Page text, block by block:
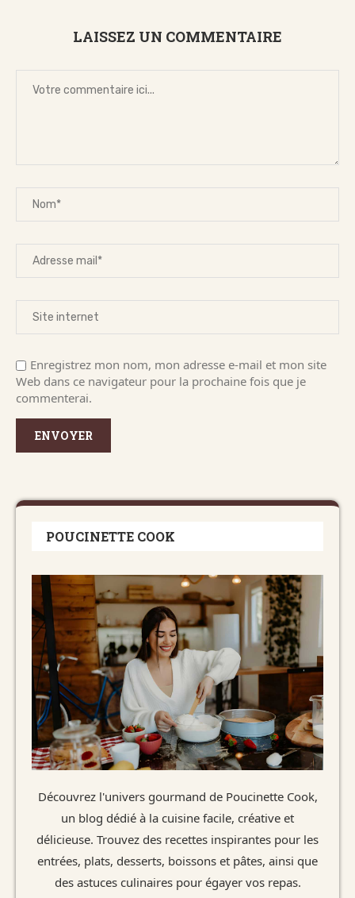
LAISSEZ UN COMMENTAIRE
Enregistrez mon nom, mon adresse e-mail et mon site
Web dans ce navigateur pour la prochaine fois que je
commenterai.
POUCINETTE COOK
Découvrez l'univers gourmand de Poucinette Cook,
un blog dédié à la cuisine facile, créative et
délicieuse. Trouvez des recettes inspirantes pour les
entrées, plats, desserts, boissons et pâtes, ainsi que
des astuces culinaires pour égayer vos repas.